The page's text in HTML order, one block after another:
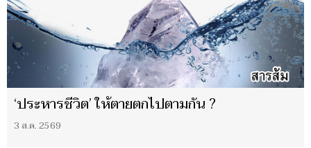
‘ประหารชีวิต’ ให้ตายตกไปตามกัน ?
3 ส.ค. 2569